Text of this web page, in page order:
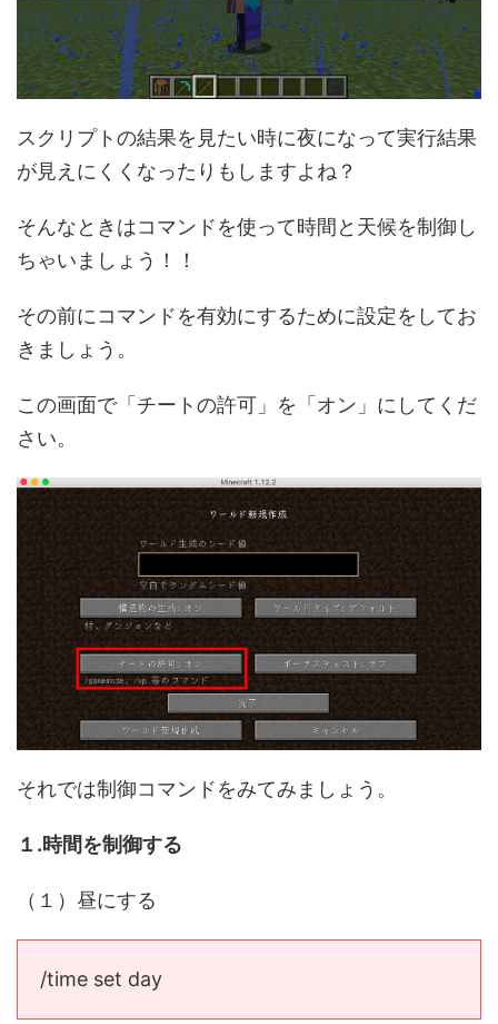
スクリプトの結果を見たい時に夜になって実行結果
が見えにくくなったりもしますよね？
そんなときはコマンドを使って時間と天候を制御し
ちゃいましょう！！
その前にコマンドを有効にするために設定をしてお
きましょう。
この画面で「チートの許可」を「オン」にしてくだ
さい。
それでは制御コマンドをみてみましょう。
１.時間を制御する
（１）昼にする
/time set day